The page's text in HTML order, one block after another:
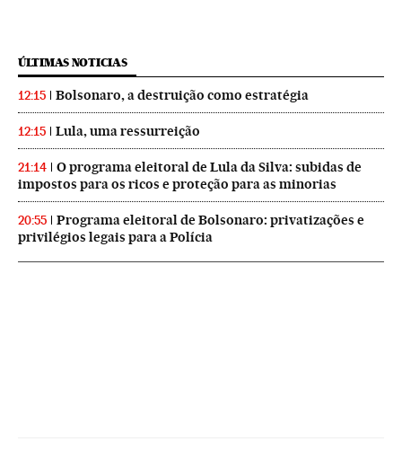
ÚLTIMAS NOTICIAS
12:15 Bolsonaro, a destruição como estratégia
12:15 Lula, uma ressurreição
21:14
O programa eleitoral de Lula da Silva: subidas de
impostos para os ricos e proteção para as minorias
20:55
Programa eleitoral de Bolsonaro: privatizações e
privilégios legais para a Polícia